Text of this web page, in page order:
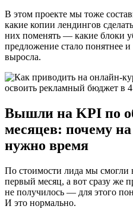
В этом проекте мы тоже
какие копии лендингов
них поменять — какие блоки
предложение стало понятнее и
выросла.
Вышли на KPI по
месяцев: почему
нужно время
По стоимости лида мы смогли
первый месяц, а вот сразу же
не получилось — для этого
И это нормально.